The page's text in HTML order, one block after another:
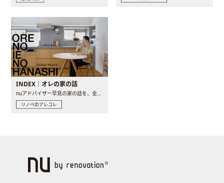
INDEX｜オレの家の話
nuアドバイザー早見の家の話を、全4話でお届け。リノベーションを..
リノベのアレコレ